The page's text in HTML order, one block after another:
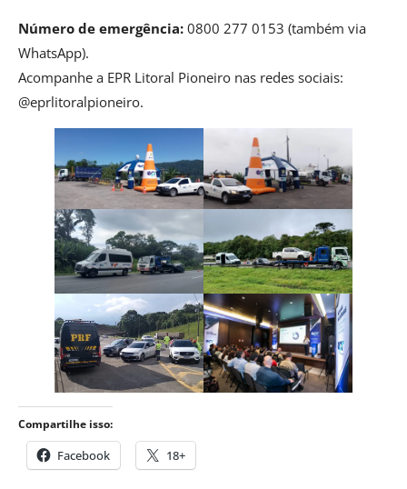
Número de emergência: 0800 277 0153 (também via
WhatsApp).
Acompanhe a EPR Litoral Pioneiro nas redes sociais:
@eprlitoralpioneiro.
Compartilhe isso:
Facebook 18+